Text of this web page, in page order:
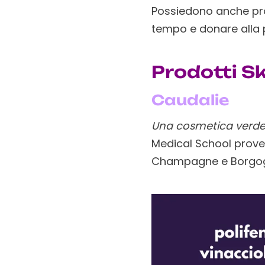
Possiedono anche
tempo e donare alla
Prodotti
Caudalie
Una cosmetica
Medical School
Champagne e